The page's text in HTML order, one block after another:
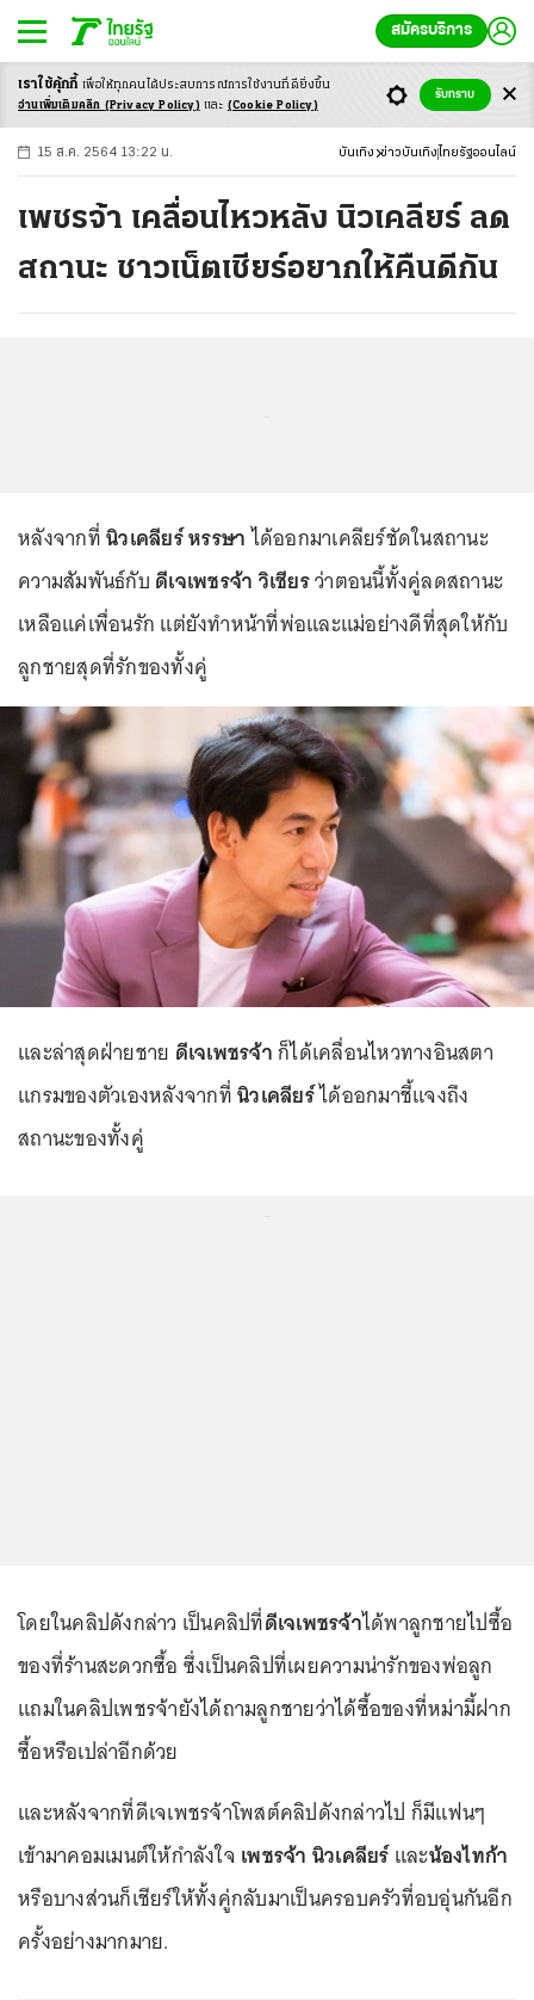
สมัครบริการ
-ก ก ก+
15 ส.ค. 2564 13:22 น. บันเทิง ข่าวบันเทิง ไทยรัฐออนไลน์
เพชรจ้า เคลื่อนไหวหลัง นิวเคลียร์ ลด
สถานะ ชาวเน็ตเชียร์อยากให้คืนดีกัน
หลังจากที่นิวเคลียร์ หรรษาได้ออกมาเคลียร์ชัดในสถานะ
ความสัมพันธ์กับ ดีเจเพชรจ้า วิเชียรว่าตอนนี้ทั้งคู่ลดสถานะ
เหลือแค่เพื่อนรัก แต่ยังทำหน้าที่พ่อและแม่อย่างดีที่สุดให้กับ
ลูกชายสุดที่รักของทั้งคู่
และล่าสุดฝ่ายชาย ดีเจเพชรจ้าก็ได้เคลื่อนไหวทางอินสตา
แกรมของตัวเองหลังจากที่นิวเคลียร์ได้ออกมาชี้แจงถึง
สถานะของทั้งคู่
โดยในคลิปดังกล่าว เป็นคลิปที่ดีเจเพชรจ้าได้พาลูกชายไปซื้อ
ของที่ร้านสะดวกซื้อ ซึ่งเป็นคลิปที่เผยความน่ารักของพ่อลูก
แถมในคลิปเพชรจ้ายังได้ถามลูกชายว่าได้ซื้อของที่หม่ามี้ฝาก
ซื้อหรือเปล่าอีกด้วย
และหลังจากที่ดีเจเพชรจ้าโพสต์คลิปดังกล่าวไป ก็มีแฟนๆ
เข้ามาคอมเมนต์ให้กำลังใจ เพชรจ้า นิวเคลียร์และน้องไทก้า
หรือบางส่วนก็เชียร์ให้ทั้งคู่กลับมาเป็นครอบครัวที่อบอุ่นกันอีก
ครั้งอย่างมากมาย.
เราใช้คุ้กกี้ เพื่อให้ทุกคนได้ประสบการณ์การใช้งานที่ดียิ่งขึ้น
อ่านเพิ่มเติมคลิก (Privacy Policy) และ (Cookie Policy)
รับทราบ